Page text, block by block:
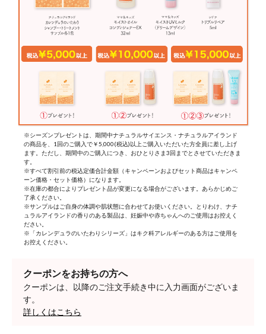
※シーズンプレゼントは、期間中ナチュラルサイエンス・ナチュラルアイランド
の商品を、1回のご購入で￥5,000(税込)以上ご購入いただいた方全員に差し上げ
ます。ただし、期間中のご購入につき、おひとりさま3回までとさせていただきま
す。
※すべて割引前の税込定価合計金額（キャンペーンおよびセット商品はキャンペ
ーン価格・セット価格）になります。
※在庫の都合によりプレゼント品が変更になる場合がございます。あらかじめご
了承ください。
※サンプルはご自身の体調や肌状態に合わせてお使いください。とりわけ、ナチ
ュラルアイランドの香りのある製品は、妊娠中や赤ちゃんへのご使用はお控えく
ださい。
※「カレンデュラのいたわりシリーズ」はキク科アレルギーのある方はご使用を
お控えください。
クーポンをお持ちの方へ
クーポンは、以降のご注文手続き中に入力画面がございま
す。
詳しくはこちら